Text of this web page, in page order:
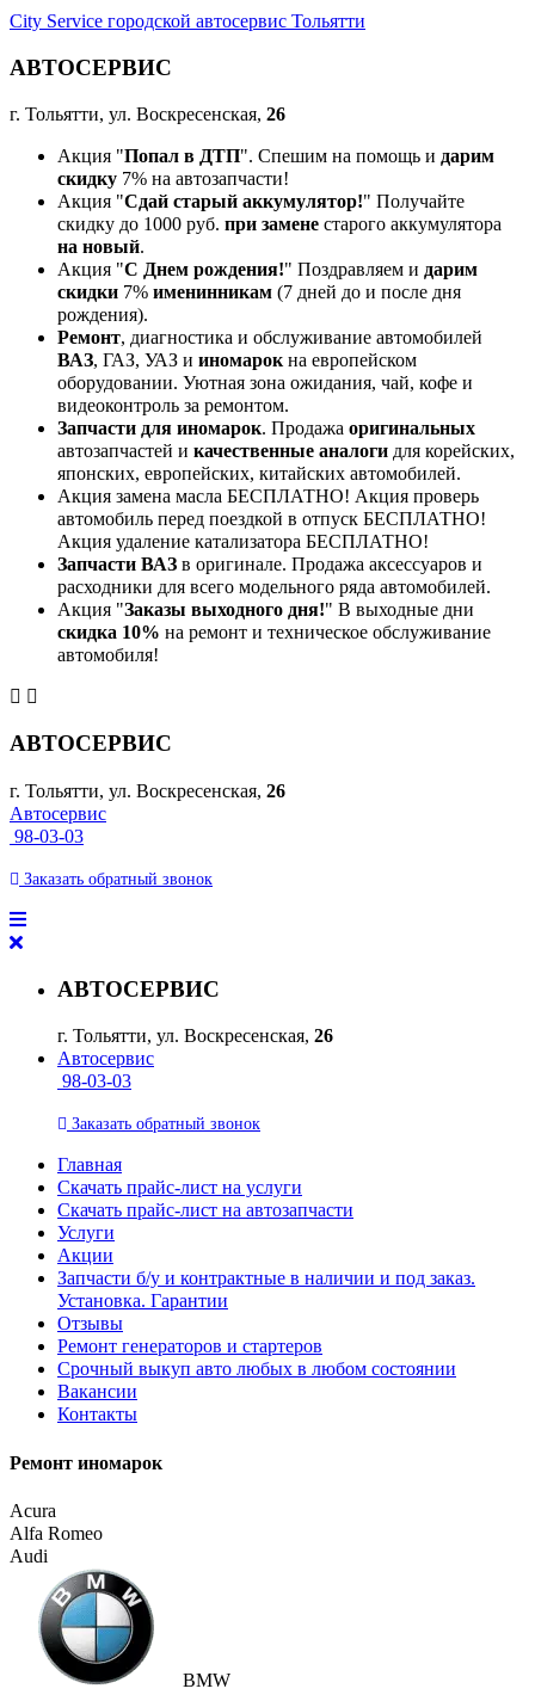
City Service городской автосервис Тольятти
АВТОСЕРВИС
г. Тольятти, ул. Воскресенская, 26
Акция "Попал в ДТП". Спешим на помощь и дарим
скидку 7% на автозапчасти!
Акция "Сдай старый аккумулятор!" Получайте
скидку до 1000 руб. при замене старого аккумулятора
на новый.
Акция "С Днем рождения!" Поздравляем и дарим
скидки 7% именинникам (7 дней до и после дня
рождения).
Ремонт, диагностика и обслуживание автомобилей
ВАЗ, ГАЗ, УАЗ и иномарокна европейском
оборудовании. Уютная зона ожидания, чай, кофе и
видеоконтроль за ремонтом.
Запчасти для иномарок. Продажа оригинальных
автозапчастей и качественные аналоги для корейских,
японских, европейских, китайских автомобилей.
Акция замена масла БЕСПЛАТНО! Акция проверь
автомобиль перед поездкой в отпуск БЕСПЛАТНО!
Акция удаление катализатора БЕСПЛАТНО!
Запчасти ВАЗ в оригинале. Продажа аксессуаров и
расходники для всего модельного ряда автомобилей.
Акция "Заказы выходного дня!" В выходные дни
скидка 10% на ремонт и техническое обслуживание
автомобиля!
АВТОСЕРВИС
г. Тольятти, ул. Воскресенская, 26
Автосервис
98-03-03
Заказать обратный звонок
АВТОСЕРВИС
г. Тольятти, ул. Воскресенская, 26
Автосервис
98-03-03
Заказать обратный звонок
Главная
Скачать прайс-лист на услуги
Скачать прайс-лист на автозапчасти
Услуги
Акции
Запчасти б/у и контрактные в наличии и под заказ.
Установка. Гарантии
Отзывы
Ремонт генераторов и стартеров
Cрочный выкуп авто любых в любом состоянии
Вакансии
Контакты
Ремонт иномарок
Acura
Alfa Romeo
Audi
BMW